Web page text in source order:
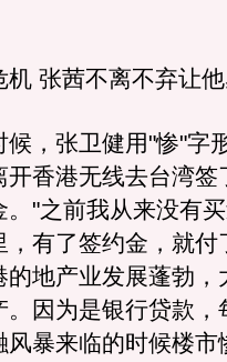
张茜不离不弃让他
，张卫健用"惨"字
香港无线去台湾签
。"之前我从来没有
有了签约金，就付
地产业发展蓬勃，
因为是银行贷款，
暴来临的时候楼市